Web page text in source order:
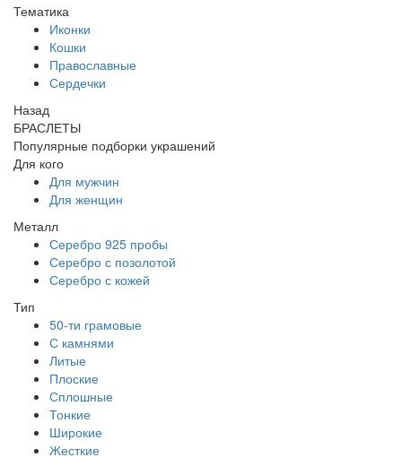
Тематика
Иконки
Кошки
Православные
Сердечки
Назад
БРАСЛЕТЫ
Популярные подборки украшений
Для кого
Для мужчин
Для женщин
Металл
Серебро 925 пробы
Серебро с позолотой
Серебро с кожей
Тип
50-ти грамовые
С камнями
Литые
Плоские
Сплошные
Тонкие
Широкие
Жесткие